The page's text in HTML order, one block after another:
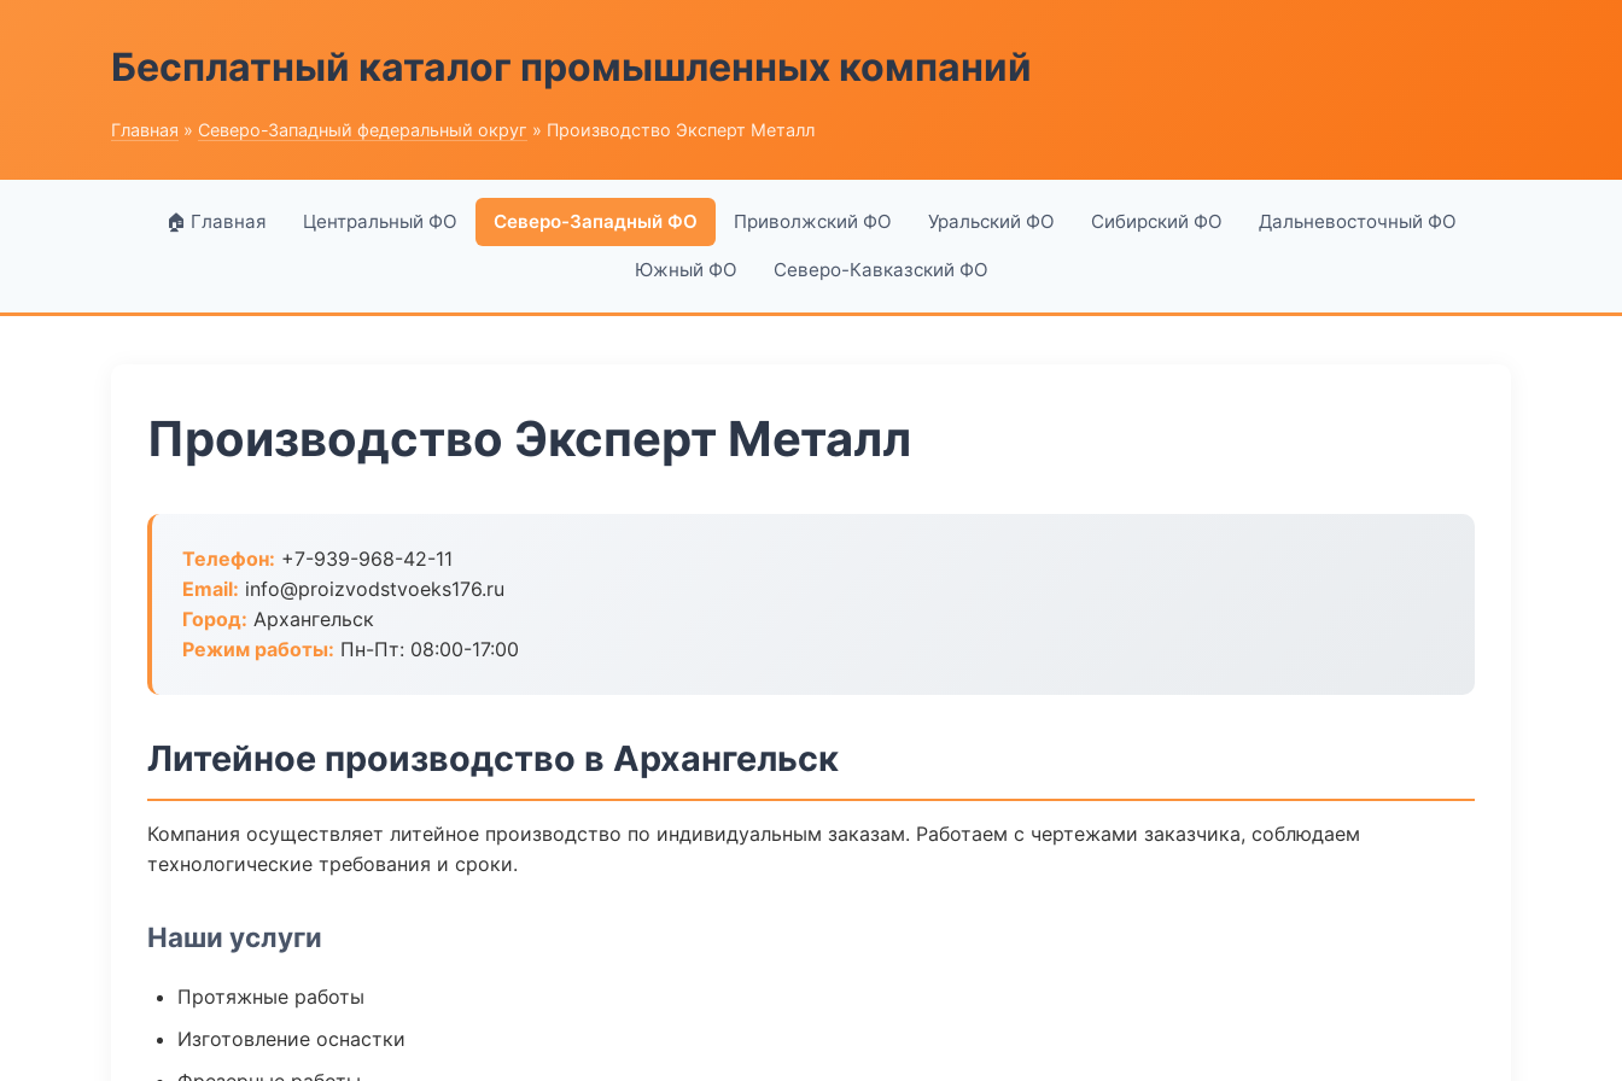
Бесплатный каталог промышленных компаний
Главная » Северо-Западный федеральный округ » Производство Эксперт Металл
🏠 Главная Центральный ФО Северо-Западный ФО Приволжский ФО Уральский ФО Сибирский ФО Дальневосточный ФО
Южный ФО Северо-Кавказский ФО
Производство Эксперт Металл
Телефон: +7-939-968-42-11
Email: info@proizvodstvoeks176.ru
Город: Архангельск
Режим работы: Пн-Пт: 08:00-17:00
Литейное производство в Архангельск
Компания осуществляет литейное производство по индивидуальным заказам. Работаем с чертежами заказчика, соблюдаем
технологические требования и сроки.
Наши услуги
Протяжные работы
Изготовление оснастки